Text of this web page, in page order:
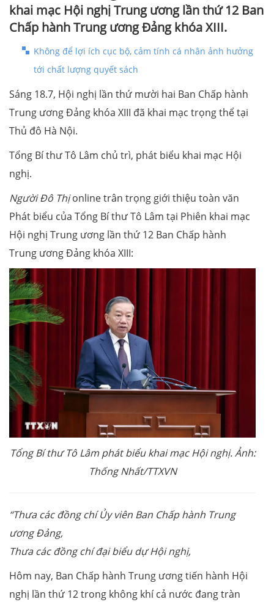
khai mạc Hội nghị Trung ương lần thứ 12 Ban
Chấp hành Trung ương Đảng khóa XIII.
Không để lợi ích cục bộ, cảm tính cá nhân ảnh hưởng
tới chất lượng quyết sách
Sáng 18.7, Hội nghị lần thứ mười hai Ban Chấp hành
Trung ương Đảng khóa XIII đã khai mạc trọng thể tại
Thủ đô Hà Nội.
Tổng Bí thư Tô Lâm chủ trì, phát biểu khai mạc Hội
nghị.
Người Đô Thịonline trân trọng giới thiệu toàn văn
Phát biểu của Tổng Bí thư Tô Lâm tại Phiên khai mạc
Hội nghị Trung ương lần thứ 12 Ban Chấp hành
Trung ương Đảng khóa XIII:
Tổng Bí thư Tô Lâm phát biểu khai mạc Hội nghị. Ảnh:
Thống Nhất/TTXVN
“Thưa các đồng chí Ủy viên Ban Chấp hành Trung
ương Đảng,
Thưa các đồng chí đại biểu dự Hội nghị,
Hôm nay, Ban Chấp hành Trung ương tiến hành Hội
nghị lần thứ 12 trong không khí cả nước đang tràn